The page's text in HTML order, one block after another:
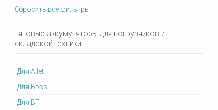
Сбросить все фильтры
Тяговые аккумуляторы для погрузчиков и
складской техники
Для Atlet
Для Boss
Для BT